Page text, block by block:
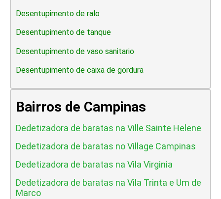
Desentupimento de ralo
Desentupimento de tanque
Desentupimento de vaso sanitario
Desentupimento de caixa de gordura
Bairros de Campinas
Dedetizadora de baratas na Ville Sainte Helene
Dedetizadora de baratas no Village Campinas
Dedetizadora de baratas na Vila Virginia
Dedetizadora de baratas na Vila Trinta e Um de
Marco